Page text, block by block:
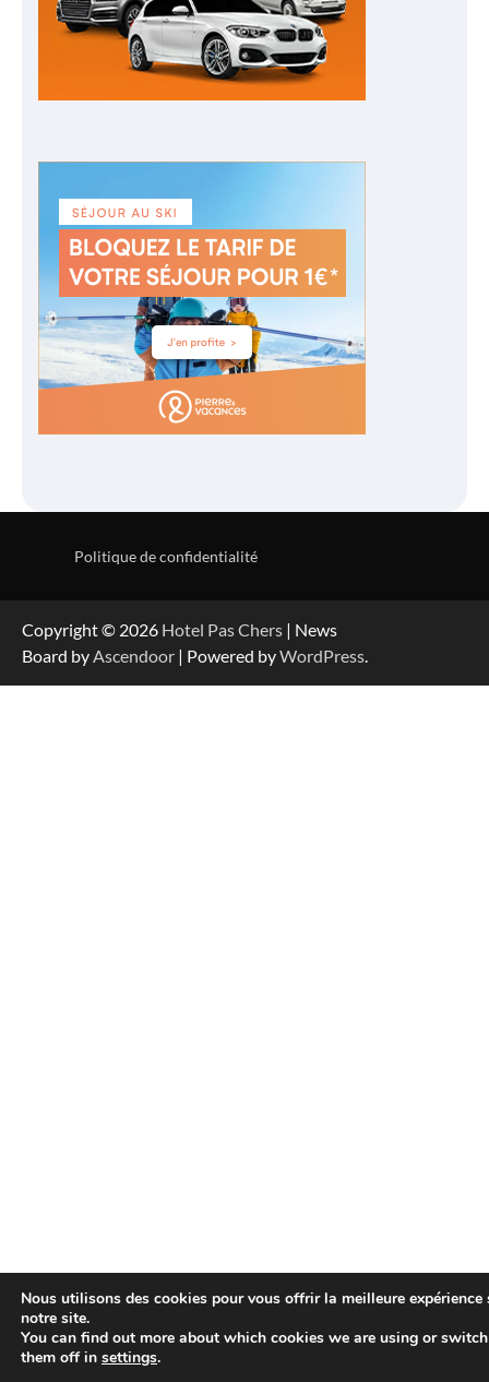
Politique de confidentialité
Copyright © 2026 Hotel Pas Chers | News
Board by Ascendoor | Powered byWordPress
Nous utilisons des cookies pour vous offrir la meilleure expérience
notre site.
You can find out more about which cookies we are using or switch
them off in settings.